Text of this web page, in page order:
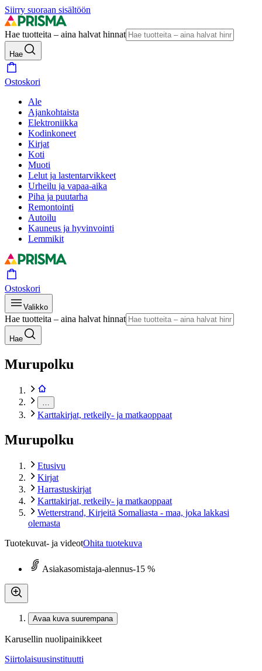
Siirry suoraan sisältöön
Hae tuotteita – aina halvat hinnat
Hae
Ostoskori
Ale
Ajankohtaista
Elektroniikka
Kodinkoneet
Kirjat
Koti
Muoti
Lelut ja lastentarvikkeet
Urheilu ja vapaa-aika
Piha ja puutarha
Remontointi
Autoilu
Kauneus ja hyvinvointi
Lemmikit
Ostoskori
Valikko
Hae tuotteita – aina halvat hinnat
Hae
Murupolku
Karttakirjat, retkeily- ja matkaoppaat
Murupolku
Etusivu
Kirjat
Harrastuskirjat
Karttakirjat, retkeily- ja matkaoppaat
Wetterstrand, Kirjeitä Somaliasta - maa, joka lakkasi
olemasta
Tuotekuvat- ja videotOhita tuotekuva
Asiakasomistaja-alennus-15 %
Avaa kuva suurempana
Karusellin nuolipainikkeet
Siirtolaisuusinstituutti